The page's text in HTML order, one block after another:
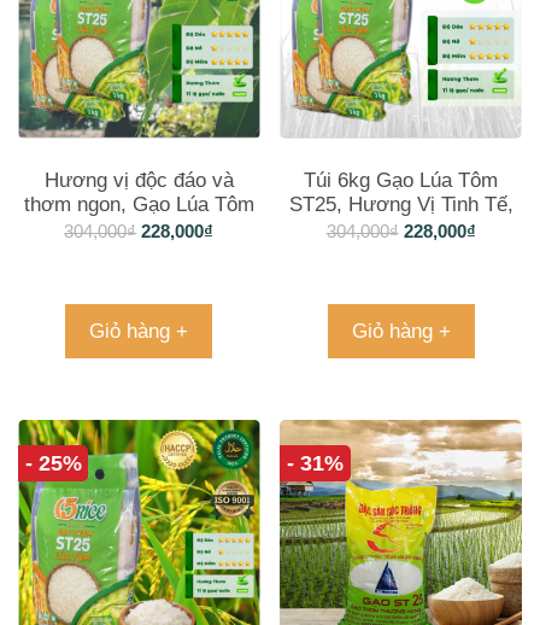
Hương vị độc đáo và
thơm ngon, Gạo Lúa Tôm
ST25 Túi 6kg
304,000₫ 228,000₫
Giỏ hàng +
Túi 6kg Gạo Lúa Tôm
ST25, Hương Vị Tinh Tế,
Tiện Lợi Cho Mọi Bữa
304,000₫ 228,000₫
Giỏ hàng +
- 25% - 31%